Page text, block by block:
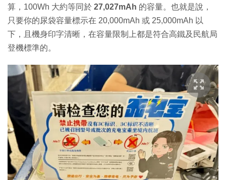
算，100Wh 大約等同於 27,027mAh 的容量。也就是說，
只要你的尿袋容量標示在 20,000mAh 或 25,000mAh 以
下，且機身印字清晰，在容量限制上都是符合高鐵及民航局
登機標準的。